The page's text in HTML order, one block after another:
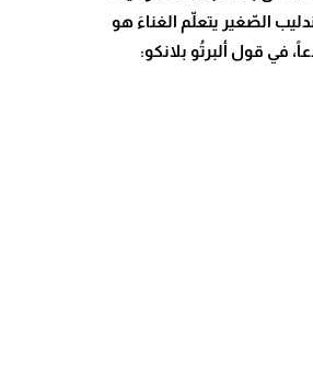
الصّغير يتعلّم الغناءَ هو
في قول ألبرتُو بلانكو: